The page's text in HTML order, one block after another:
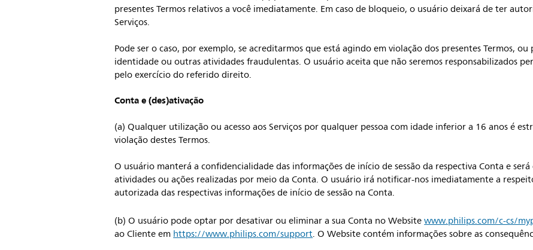
presentes Termos relativos a você imediatamente. Em caso de bloqueio, o usuário deixará de ter
Serviços.
Pode ser o caso, por exemplo, se acreditarmos que está agindo em violação dos presentes Termos,
identidade ou outras atividades fraudulentas. O usuário aceita que não seremos responsabilizados
pelo exercício do referido direito.
Conta e (des)ativação
(a) Qualquer utilização ou acesso aos Serviços por qualquer pessoa com idade inferior a 16 anos é
violação destes Termos.
O usuário manterá a confidencialidade das informações de início de sessão da respectiva Conta e
atividades ou ações realizadas por meio da Conta. O usuário irá notificar-nos imediatamente a
autorizada das respectivas informações de início de sessão na Conta.
(b) O usuário pode optar por desativar ou eliminar a sua Conta no Websitewww.philips.com/c-cs/
ao Cliente emhttps://www.philips.com/support. O Website contém informações sobre as